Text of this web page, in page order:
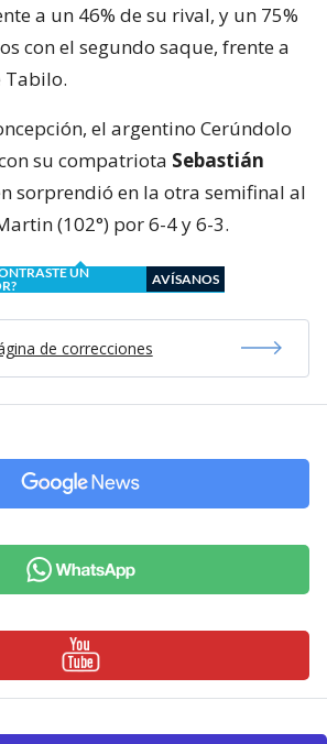
a un 46% de su rival, y un 75%
con el segundo saque, frente a
Tabilo.
el argentino Cerúndolo
su compatriota Sebastián
sorprendió en la otra semifinal al
(102°) por 6-4 y 6-3.
UN
AVÍSANOS
de correcciones